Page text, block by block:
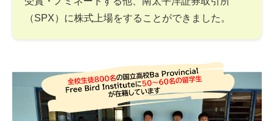
（SPX）に株式上場をすることができました。